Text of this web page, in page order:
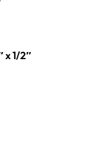
x 1/2″